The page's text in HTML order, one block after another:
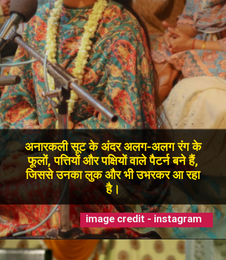
अनारकली सूट के अंदर अलग-अलग रंग के
फूलों, पत्तियों और पक्षियों वाले पैटर्न बने हैं,
जिससे उनका लुक और भी उभरकर आ रहा
है।
image credit - instagram